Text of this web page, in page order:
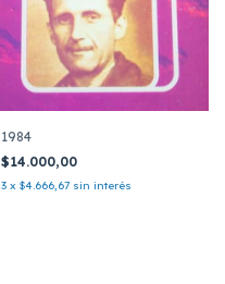
1984
$14.000,00
3 x $4.666,67 sin interés